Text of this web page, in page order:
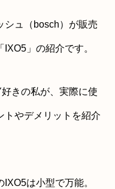
シュ（bosch）が販売
」の紹介です。
きの私が、実際に使
トやデメリットを紹介
は小型で万能。